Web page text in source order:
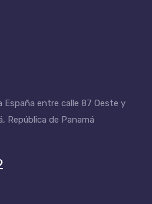
España entre calle 87 Oeste y
República de Panamá